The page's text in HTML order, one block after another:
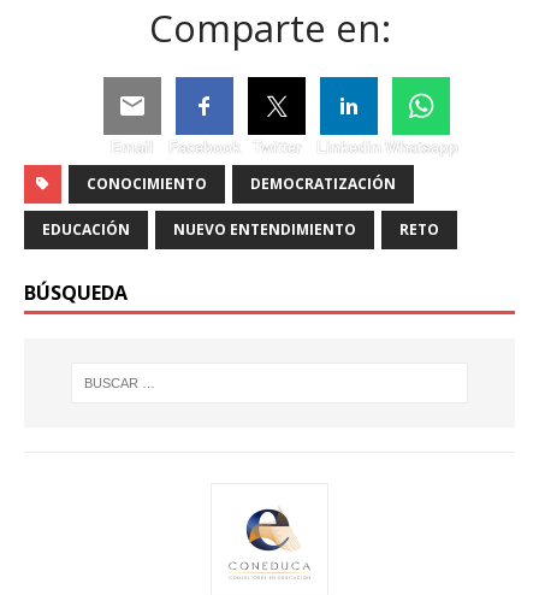
Comparte en:
Email Facebook Twitter Linkedin Whatsapp
CONOCIMIENTO DEMOCRATIZACIÓN
EDUCACIÓN NUEVO ENTENDIMIENTO RETO
BÚSQUEDA